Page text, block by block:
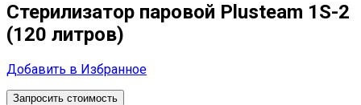
Стерилизатор паровой Plusteam 1S-2
(120 литров)
Добавить в Избранное
Запросить стоимость